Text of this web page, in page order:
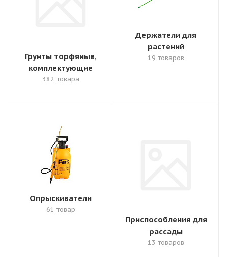
Грунты торфяные,
комплектующие
382 товара
Держатели для
растений
19 товаров
Опрыскиватели
61 товар
Приспособления для
рассады
13 товаров